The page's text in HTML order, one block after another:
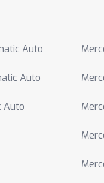
Auto
Auto
Auto